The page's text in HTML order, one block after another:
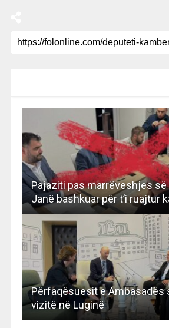
Pajaziti pas marrëveshjes
Janë bashkuar për t’i ruajtur
Përfaqësuesit e Ambasadës
vizitë në Luginë